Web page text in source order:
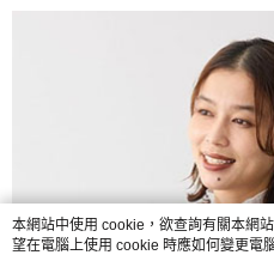
本網站中使用 cookie，欲查詢有關本網
望在電腦上使用 cookie 時應如何變更電